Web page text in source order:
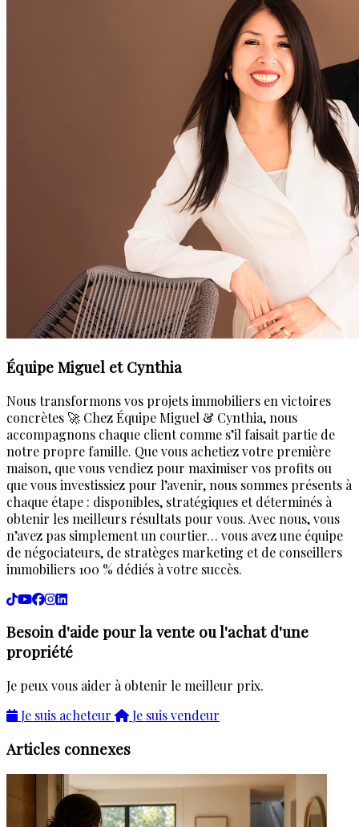
Équipe Miguel et Cynthia
Nous transformons vos projets immobiliers en victoires
concrètes 🚀 Chez Équipe Miguel & Cynthia, nous
accompagnons chaque client comme s’il faisait partie de
notre propre famille. Que vous achetiez votre première
maison, que vous vendiez pour maximiser vos profits ou
que vous investissiez pour l’avenir, nous sommes présents à
chaque étape : disponibles, stratégiques et déterminés à
obtenir les meilleurs résultats pour vous. Avec nous, vous
n’avez pas simplement un courtier… vous avez une équipe
de négociateurs, de stratèges marketing et de conseillers
immobiliers 100 % dédiés à votre succès.
Besoin d'aide pour la vente ou l'achat d'une
propriété
Je peux vous aider à obtenir le meilleur prix.
Je suis acheteur
Je suis vendeur
Articles connexes